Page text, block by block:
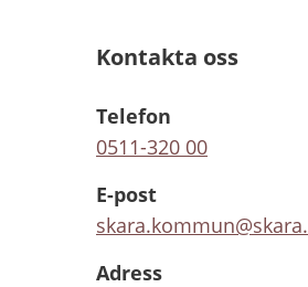
Kontakta oss
Telefon
0511-320 00
E-post
Adress